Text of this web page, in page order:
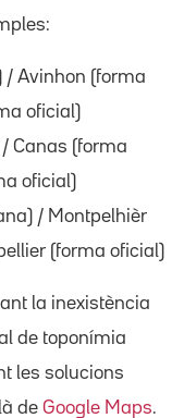
/ Avinhon (forma
oficial)
Canas (forma
oficial)
/ Montpelhièr
(forma oficial)
la inexistència
de toponímia
les solucions
de Google Maps.